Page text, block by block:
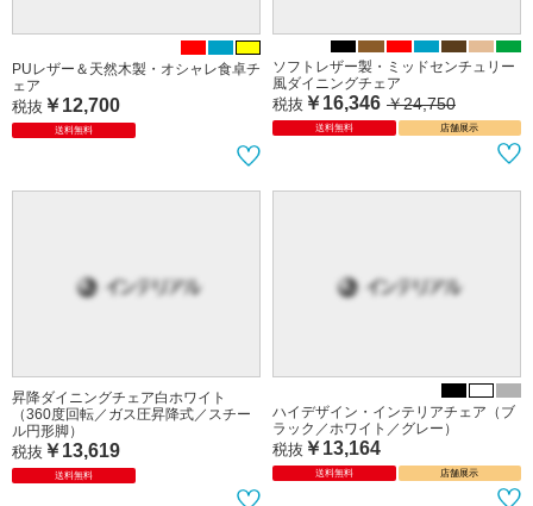
PUレザー＆天然木製・オシャレ食卓チ
ェア
税抜 ￥12,700
送料無料
ソフトレザー製・ミッドセンチュリー
風ダイニングチェア
税抜 ￥16,346 ￥24,750
送料無料 店舗展示
昇降ダイニングチェア白ホワイト
（360度回転／ガス圧昇降式／スチー
ル円形脚）
税抜 ￥13,619
送料無料
ハイデザイン・インテリアチェア（ブ
ラック／ホワイト／グレー）
税抜 ￥13,164
送料無料 店舗展示